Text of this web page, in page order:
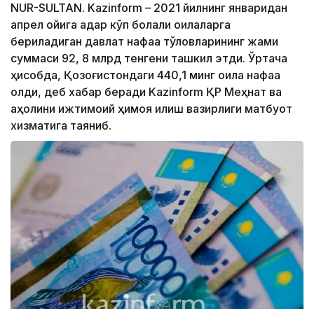
NUR-SULTAN. Kazinform – 2021 йилнинг январидан
апрел ойига қадар кўп болали оилаларга
бериладиган давлат нафақа тўловларининг жами
суммаси 92, 8 млрд тенгени ташкил этди. Ўртача
ҳисобда, Қозоғистондаги 440,1 минг оила нафақа
олди, деб хабар беради Kazinform ҚР Меҳнат ва
аҳолини ижтимоий ҳимоя қилиш вазирлиги матбуот
хизматига таяниб.